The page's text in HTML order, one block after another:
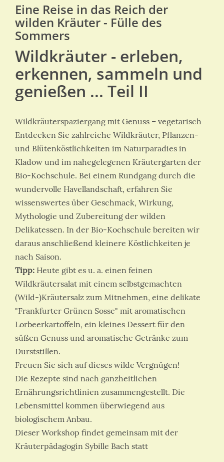
Eine Reise in das Reich der
wilden Kräuter - Fülle des
Sommers
Wildkräuter - erleben,
erkennen, sammeln und
genießen ... Teil II
Wildkräuterspaziergang mit Genuss – vegetarisch
Entdecken Sie zahlreiche Wildkräuter, Pflanzen-
und Blütenköstlichkeiten im Naturparadies in
Kladow und im nahegelegenen Kräutergarten der
Bio-Kochschule. Bei einem Rundgang durch die
wundervolle Havellandschaft, erfahren Sie
wissenswertes über Geschmack, Wirkung,
Mythologie und Zubereitung der wilden
Delikatessen. In der Bio-Kochschule bereiten wir
daraus anschließend kleinere Köstlichkeiten je
nach Saison.
Tipp: Heute gibt es u. a. einen feinen
Wildkräutersalat mit einem selbstgemachten
(Wild-)Kräutersalz zum Mitnehmen, eine delikate
"Frankfurter Grünen Sosse" mit aromatischen
Lorbeerkartoffeln, ein kleines Dessert für den
süßen Genuss und aromatische Getränke zum
Durststillen.
Freuen Sie sich auf dieses wilde Vergnügen!
Die Rezepte sind nach ganzheitlichen
Ernährungsrichtlinien zusammengestellt. Die
Lebensmittel kommen überwiegend aus
biologischem Anbau.
Dieser Workshop findet gemeinsam mit der
Kräuterpädagogin Sybille Bach statt